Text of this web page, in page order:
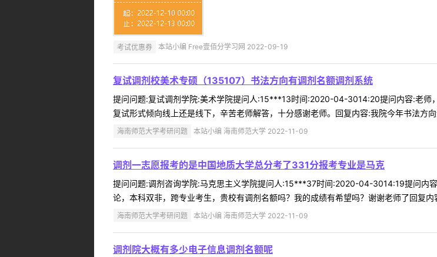
考试优惠券 本站小编 Free壹佰分学习网 2022-09-19
复试调剂校美术专硕（135107）书法方向有调剂名额调剂系统
提问问题:复试调剂学院:美术学院提问人:15***13时间:2020-04-3014:20提问内容:老师
复试形式倾向线上还是线下，辛苦老师解答，十分感谢老师。回复内容:我院今年书法方
海南师范大学考研问题 本站小编 海南师范大学 2022-11-09
调剂一志愿报考的是中国地质大学总分考了331分报考专业是马克
提问问题:调剂咨询学院:马克思主义学院提问人:15***37时间:2020-04-3014:19提问内
论，本科双非，跨专业考生，贵校有调剂名额吗？我的成绩有希望吗？谢谢老师了回复
海南师范大学考研问题 本站小编 海南师范大学 2022-11-09
调剂院大概有多少电子信息调剂名额呢